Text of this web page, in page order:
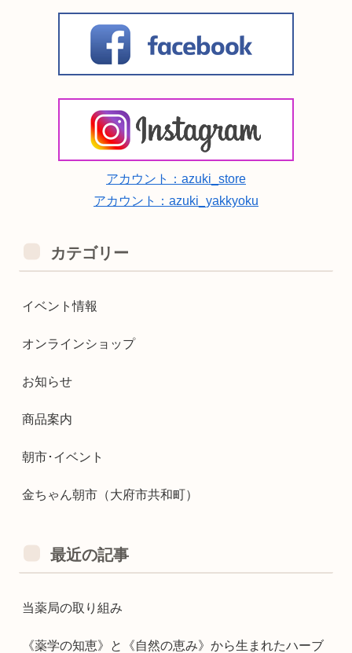
アカウント：azuki_store
アカウント：azuki_yakkyoku
カテゴリー
イベント情報
オンラインショップ
お知らせ
商品案内
朝市･イベント
金ちゃん朝市（大府市共和町）
最近の記事
当薬局の取り組み
《薬学の知恵》と《自然の恵み》から生まれたハーブ